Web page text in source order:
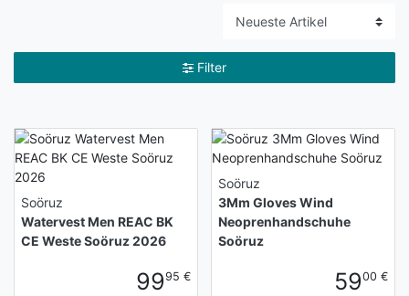
Filter
Soöruz
Watervest Men REAC BK
CE Weste Soöruz 2026
9995 €
Soöruz
3Mm Gloves Wind
Neoprenhandschuhe
Soöruz
5900 €